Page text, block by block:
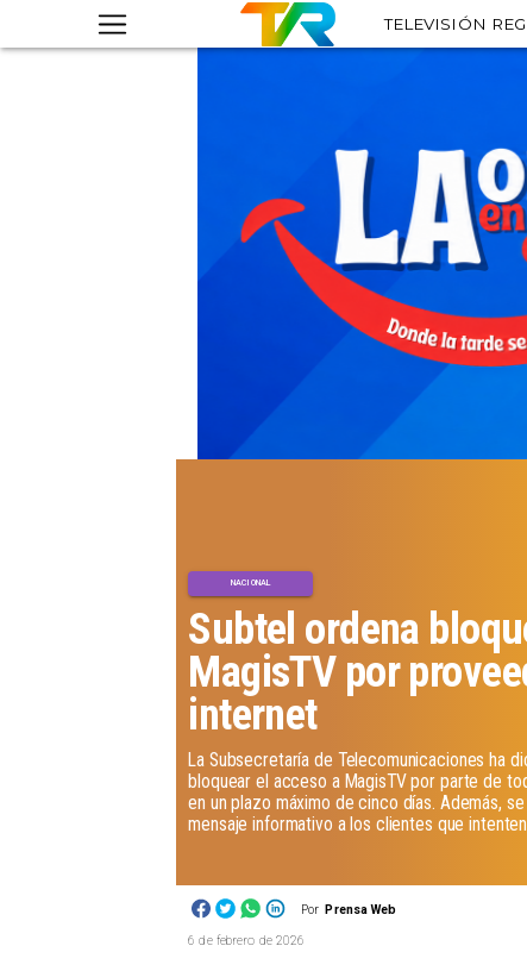
TELEVISIÓN
Por Prensa Web
Subtel ordena
MagisTV por
internet
NACIONAL
La Subsecretaría de Telecomunicaciones ha
bloquear el acceso a MagisTV por parte de
en un plazo máximo de cinco días. Además,
mensaje informativo a los clientes que
6 de febrero de 2026